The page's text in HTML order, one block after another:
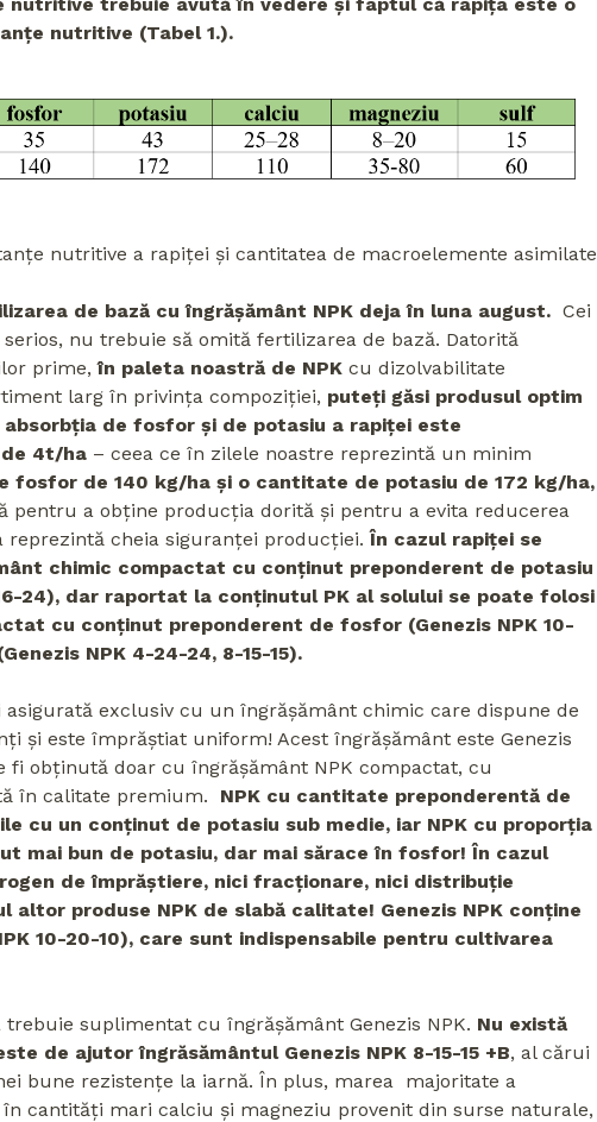
nutritive (Tabel 1.).
nutritive a rapiței și cantitatea de macroelemente asimilate
de bază cu îngrășământ NPK deja în luna august. Cei
nu trebuie să omită fertilizarea de bază. Datorită
prime,în paleta noastră de NPK cu dizolvabilitate
larg în privința compoziției, puteți găsi produsul optim
absorbția de fosfor și de potasiu a rapiței este
4t/ha – ceea ce în zilele noastre reprezintă un minim
fosfor de 140 kg/ha și o cantitate de potasiu de 172 kg/ha,
pentru a obține producția dorită și pentru a evita reducerea
reprezintă cheia siguranței producției.În cazul rapiței se
chimic compactat cu conținut preponderent de potasiu
24), dar raportat la conținutul PK al solului se poate folosi
cu conținut preponderent de fosfor (Genezis NPK 10-
NPK 4-24-24, 8-15-15).
exclusiv cu un îngrășământ chimic care dispune de
și este împrăștiat uniform! Acest îngrășământ este Genezis
fi obținută doar cu îngrășământ NPK compactat, cu
în calitate premium. NPK cu cantitate preponderentă de
cu un conținut de potasiu sub medie, iar NPK cu proporția
mai bun de potasiu, dar mai sărace în fosfor! În cazul
de împrăștiere, nici fracționare, nici distribuție
altor produse NPK de slabă calitate! Genezis NPK conține
10-20-10), care sunt indispensabile pentru cultivarea
suplimentat cu îngrășământ Genezis NPK. Nu există
de ajutor îngrăsământul Genezis NPK 8-15-15 +B, al cărui
bune rezistențe la iarnă. În plus, marea majoritate a
cantități mari calciu și magneziu provenit din surse naturale,